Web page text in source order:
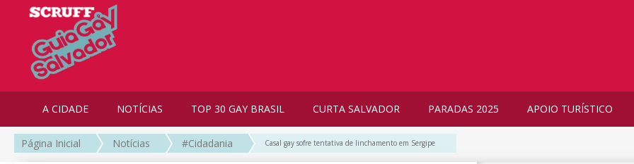
A CIDADE NOTÍCIAS TOP 30 GAY BRASIL CURTA SALVADOR PARADAS 2025 APOIO TURÍSTICO
Página Inicial Notícias #Cidadania Casal gay sofre tentativa de linchamento em Sergipe